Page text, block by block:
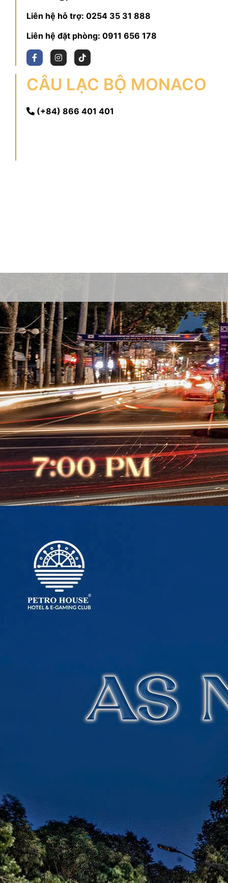
Liên hệ hỗ trợ: 0254 35 31 888
Liên hệ đặt phòng: 0911 656 178
CÂU LẠC BỘ MONACO
(+84) 866 401 401